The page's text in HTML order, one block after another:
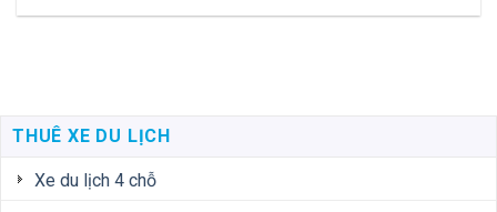
THUÊ XE DU LỊCH
Xe du lịch 4 chỗ